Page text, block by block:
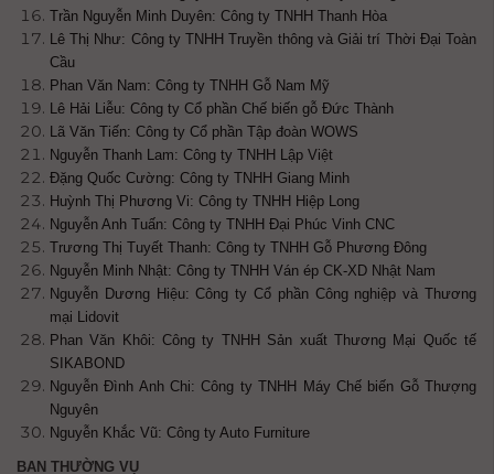
Trần Nguyễn Minh Duyên: Công ty TNHH Thanh Hòa
Lê Thị Như: Công ty TNHH Truyền thông và Giải trí Thời Đại Toàn
Cầu
Phan Văn Nam: Công ty TNHH Gỗ Nam Mỹ
Lê Hải Liễu: Công ty Cổ phần Chế biến gỗ Đức Thành
Lã Văn Tiến: Công ty Cổ phần Tập đoàn WOWS
Nguyễn Thanh Lam: Công ty TNHH Lập Việt
Đặng Quốc Cường: Công ty TNHH Giang Minh
Huỳnh Thị Phương Vi: Công ty TNHH Hiệp Long
Nguyễn Anh Tuấn: Công ty TNHH Đại Phúc Vinh CNC
Trương Thị Tuyết Thanh: Công ty TNHH Gỗ Phương Đông
Nguyễn Minh Nhật: Công ty TNHH Ván ép CK-XD Nhật Nam
Nguyễn Dương Hiệu: Công ty Cổ phần Công nghiệp và Thương
mại Lidovit
Phan Văn Khôi: Công ty TNHH Sản xuất Thương Mại Quốc tế
SIKABOND
Nguyễn Đình Anh Chi: Công ty TNHH Máy Chế biến Gỗ Thượng
Nguyên
Nguyễn Khắc Vũ: Công ty Auto Furniture
BAN THƯỜNG VỤ